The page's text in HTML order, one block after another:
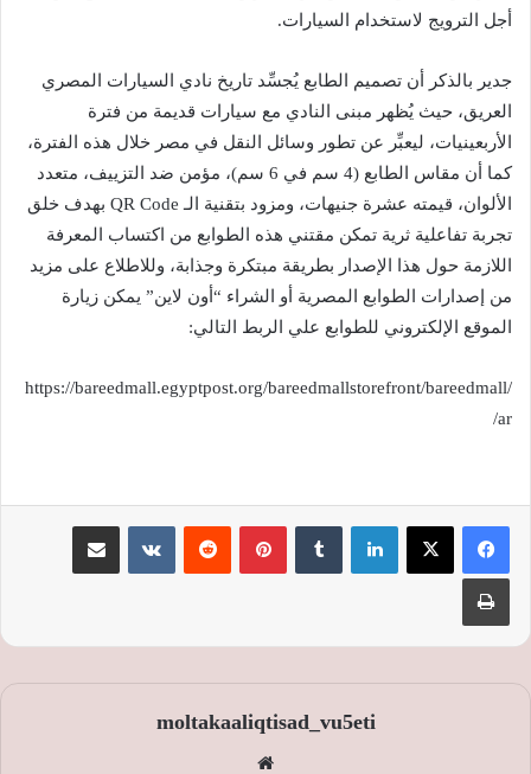
أجل الترويج لاستخدام السيارات.
جدير بالذكر أن تصميم الطابع يُجسِّد تاريخ نادي السيارات المصري
العريق، حيث يُظهر مبنى النادي مع سيارات قديمة من فترة
الأربعينيات، ليعبِّر عن تطور وسائل النقل في مصر خلال هذه الفترة،
كما أن مقاس الطابع (4 سم في 6 سم)، مؤمن ضد التزييف، متعدد
الألوان، قيمته عشرة جنيهات، ومزود بتقنية الـ QR Code بهدف خلق
تجربة تفاعلية ثرية تمكن مقتني هذه الطوابع من اكتساب المعرفة
اللازمة حول هذا الإصدار بطريقة مبتكرة وجذابة، وللاطلاع على مزيد
من إصدارات الطوابع المصرية أو الشراء “أون لاين” يمكن زيارة
الموقع الإلكتروني للطوابع علي الربط التالي:
https://bareedmall.egyptpost.org/bareedmallstorefront/bareedmall/
ar/
لينكدإن بينتيريست
moltakaaliqtisad_vu5eti